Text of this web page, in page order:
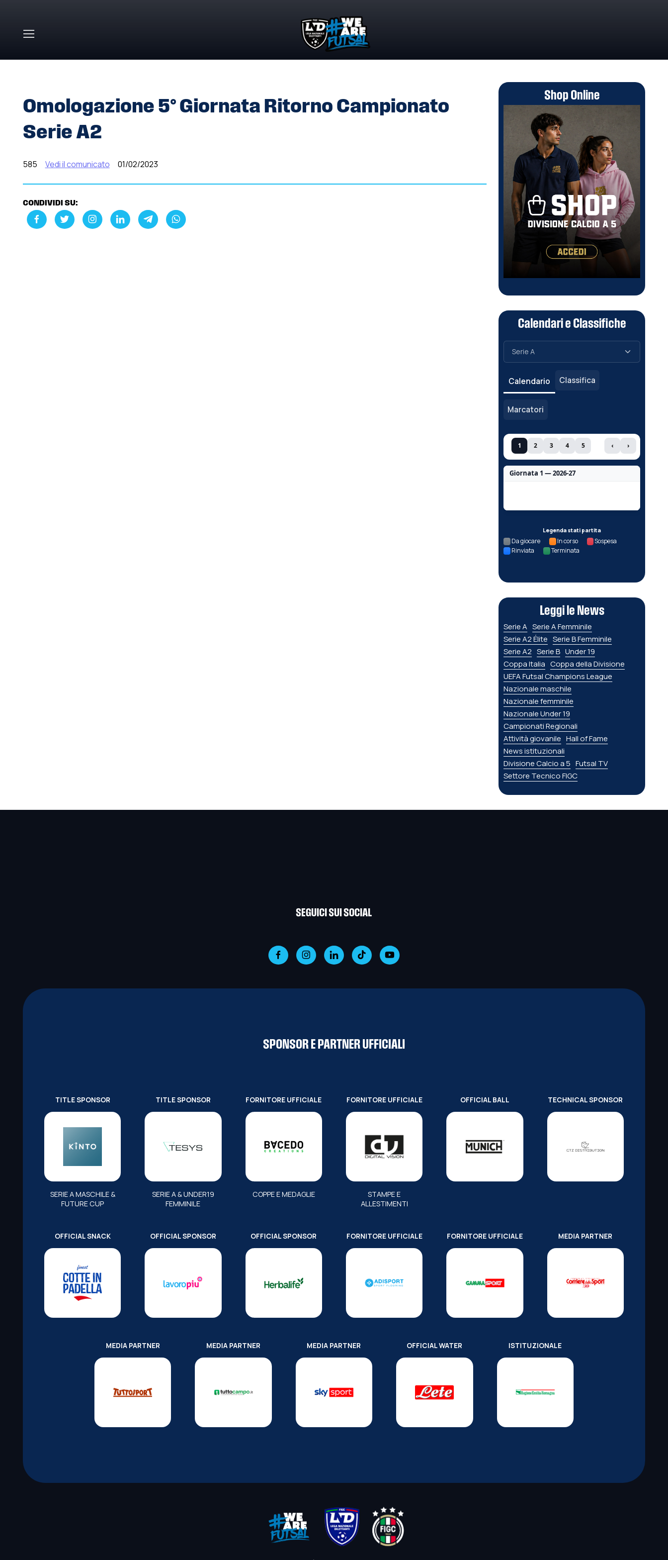
Omologazione 5° Giornata Ritorno Campionato
Serie A2
585 Vedi il comunicato 01/02/2023
CONDIVIDI SU:
Shop Online
Calendari e Classifiche
Calendario Classifica
Marcatori
1 2 3 4 5 ‹ ›
Giornata 1 — 2026-27
Legenda stati partita
Da giocare In corso
Sospesa
Rinviata
Terminata
Leggi le News
Serie A Serie A Femminile
Serie A2 Élite Serie B Femminile
Serie A2 Serie B Under 19
Coppa Italia Coppa della Divisione
UEFA Futsal Champions League
Nazionale maschile
Nazionale femminile
Nazionale Under 19
Campionati Regionali
Attività giovanile Hall of Fame
News istituzionali
Divisione Calcio a 5 Futsal TV
Settore Tecnico FIGC
SEGUICI SUI SOCIAL
SPONSOR E PARTNER UFFICIALI
TITLE SPONSOR
SERIE A MASCHILE &
FUTURE CUP
TITLE SPONSOR
SERIE A & UNDER19
FEMMINILE
FORNITORE UFFICIALE
COPPE E MEDAGLIE
FORNITORE UFFICIALE
STAMPE E
ALLESTIMENTI
OFFICIAL BALL TECHNICAL SPONSOR
OFFICIAL SNACK OFFICIAL SPONSOR OFFICIAL SPONSOR FORNITORE UFFICIALE FORNITORE UFFICIALE MEDIA PARTNER
MEDIA PARTNER MEDIA PARTNER MEDIA PARTNER OFFICIAL WATER ISTITUZIONALE